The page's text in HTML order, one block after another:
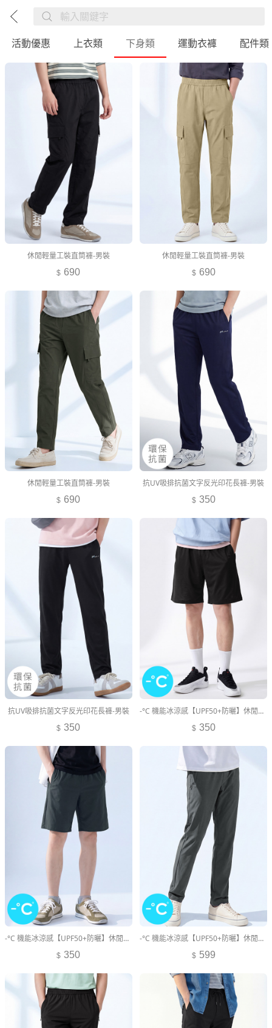
活動優惠 上衣類 下身類 運動衣褲 配件類
休閒輕量工裝直筒褲-男裝
690
休閒輕量工裝直筒褲-男裝
690
休閒輕量工裝直筒褲-男裝
690
抗UV吸排抗菌文字反光印花長褲-男裝
350
抗UV吸排抗菌文字反光印花長褲-男裝
350
-°C 機能冰涼感【UPF50+防曬】休閒短褲-男裝
350
-°C 機能冰涼感【UPF50+防曬】休閒短褲-男裝
350
-°C 機能冰涼感【UPF50+防曬】休閒長褲-男裝
599